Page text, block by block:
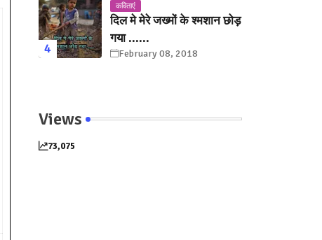
कविताएं
दिल मे मेरे जख्मों के श्मशान छोड़
गया ......
February 08, 2018
Views
73,075